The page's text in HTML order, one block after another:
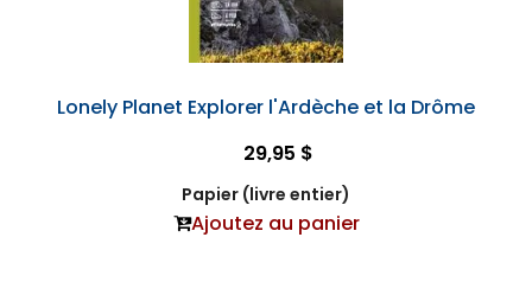
Lonely Planet Explorer l'Ardèche et la Drôme
29,95 $
Papier (livre entier)
Ajoutez au panier